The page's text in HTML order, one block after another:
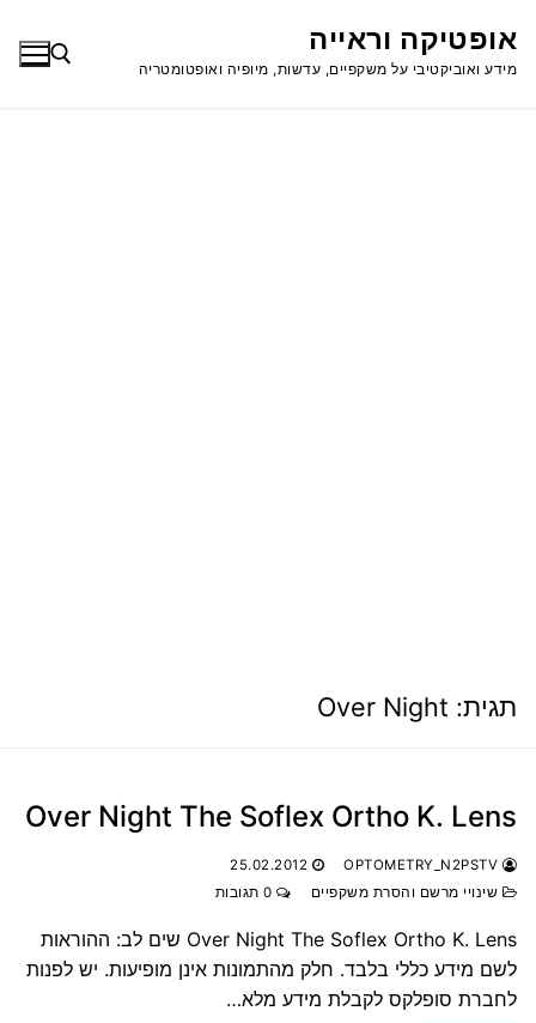
לתוכןאופטיקה וראייה
מידע ואוביקטיבי על משקפיים, עדשות, מיופיה ואופטומטריה
תגית: Over Night
Over Night The Soflex Ortho K. Lens
25.02.2012
שינויי מרשם והסרת משקפיים
Over Night The Soflex Ortho K. Lens שים לב: ההוראות
לשם מידע כללי בלבד. חלק מהתמונות אינן מופיעות. יש לפנות
לחברת סופלקס לקבלת מידע מלא…